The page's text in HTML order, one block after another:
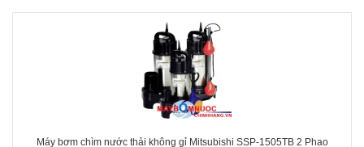
Máy bơm chìm nước thải không gỉ Mitsubishi SSP-1505TB 2 Phao